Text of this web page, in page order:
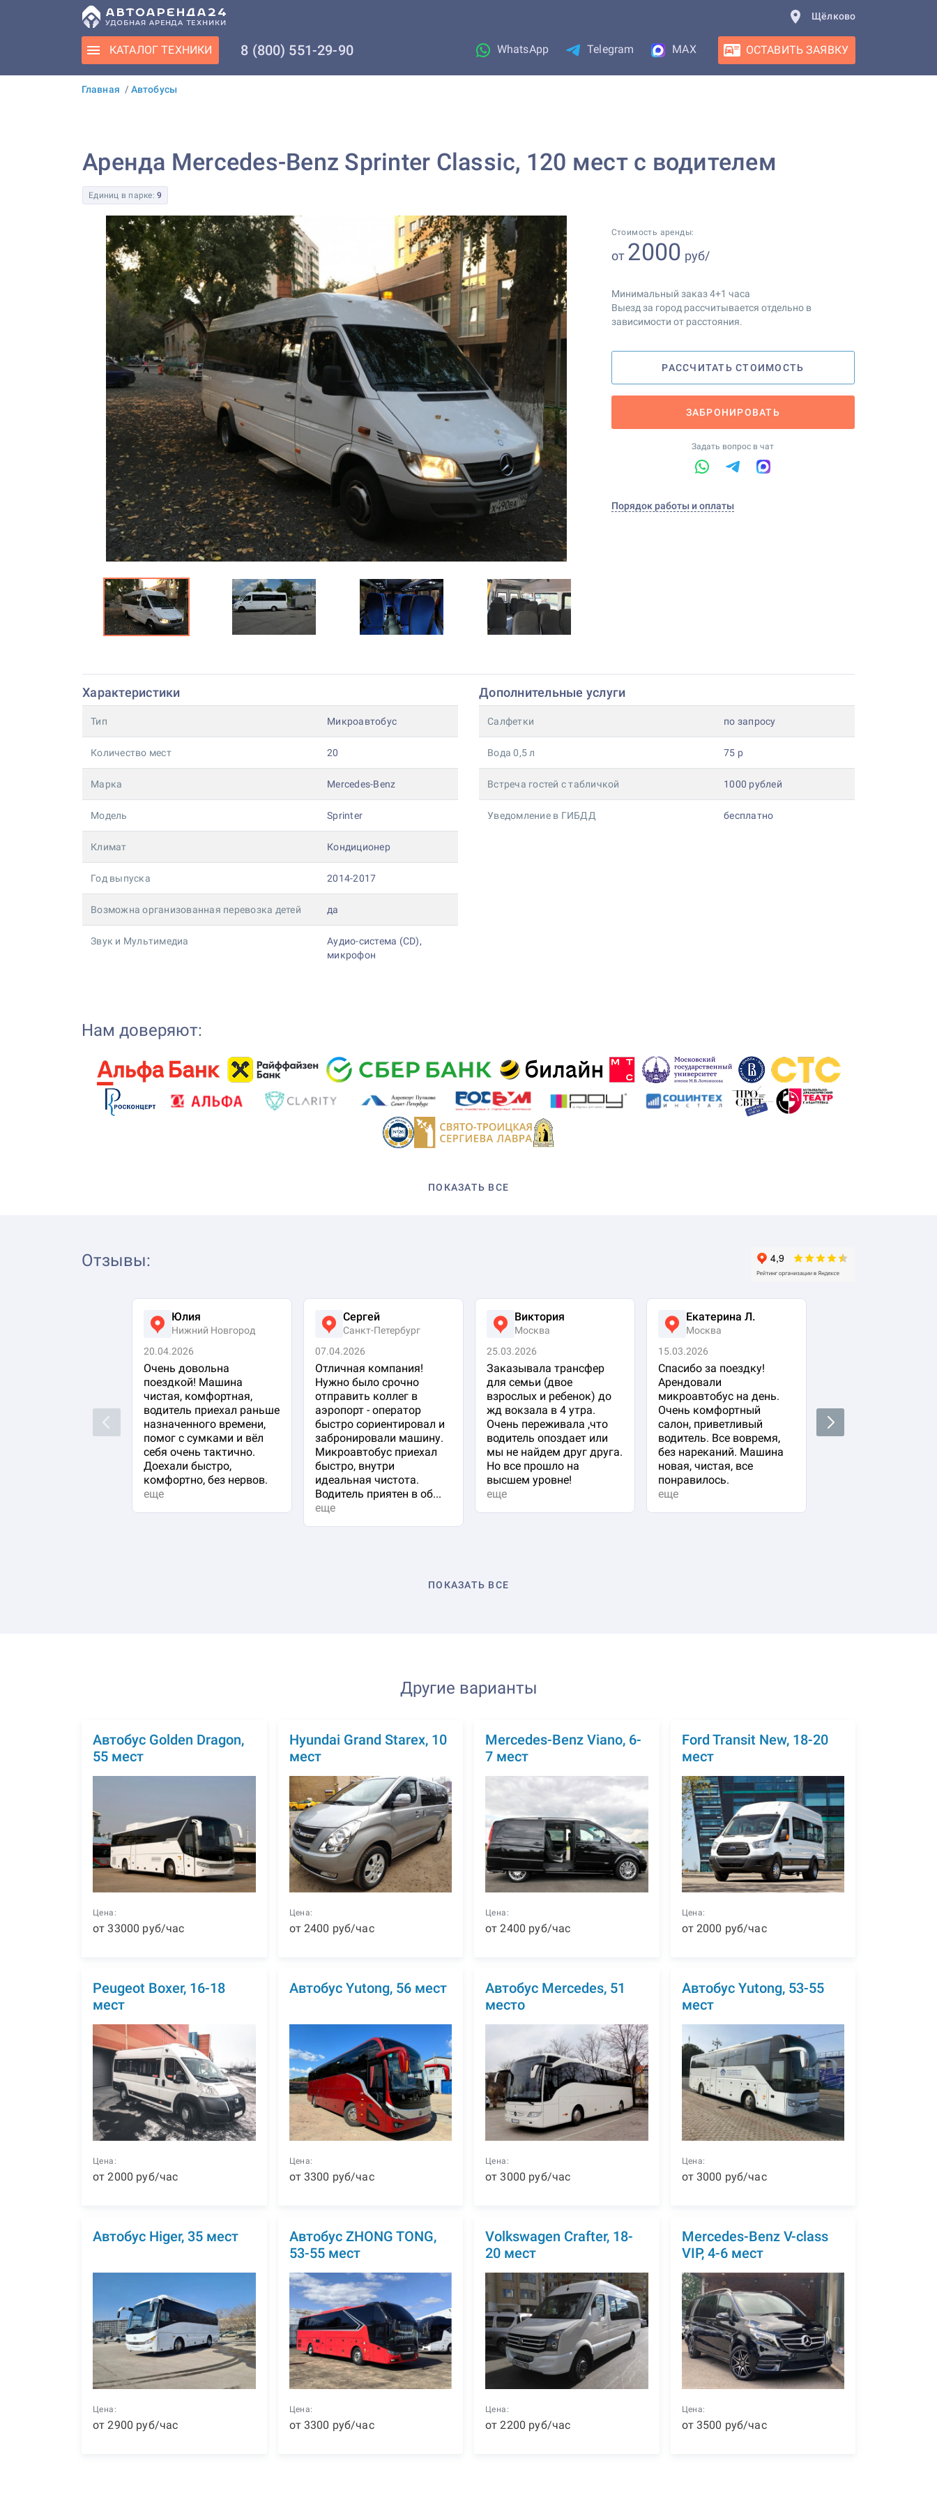
Щёлково
КАТАЛОГ ТЕХНИКИ 8 (800) 551-29-90 WhatsApp Telegram MAX ОСТАВИТЬ ЗАЯВКУ
Главная / Автобусы
Аренда Mercedes-Benz Sprinter Classic, 120 мест с водителем
Единиц в парке: 9
Стоимость аренды:
от 2000 руб/
Минимальный заказ 4+1 часа
Выезд за город рассчитывается отдельно в
зависимости от расстояния.
РАССЧИТАТЬ СТОИМОСТЬ
ЗАБРОНИРОВАТЬ
Задать вопрос в чат
Порядок работы и оплаты
Характеристики
Тип Микроавтобус
Количество мест 20
Марка Mercedes-Benz
Модель Sprinter
Климат Кондиционер
Год выпуска 2014-2017
Возможна организованная перевозка детей да
Звук и Мультимедиа
Аудио-система (CD),
микрофон
Дополнительные услуги
Салфетки по запросу
Вода 0,5 л 75 р
Встреча гостей с табличкой 1000 рублей
Уведомление в ГИБДД бесплатно
Нам доверяют:
ПОКАЗАТЬ ВСЕ
Отзывы:
Previous
Юлия
Нижний Новгород
20.04.2026
Очень довольна
поездкой! Машина
чистая, комфортная,
водитель приехал раньше
назначенного времени,
помог с сумками и вёл
себя очень тактично.
Доехали быстро,
комфортно, без нервов.
еще
Сергей
Санкт-Петербург
07.04.2026
Отличная компания!
Нужно было срочно
отправить коллег в
аэропорт - оператор
быстро сориентировал и
забронировали машину.
Микроавтобус приехал
быстро, внутри
идеальная чистота.
Водитель приятен в об...
еще
Виктория
Москва
25.03.2026
Заказывала трансфер
для семьи (двое
взрослых и ребенок) до
жд вокзала в 4 утра.
Очень переживала ,что
водитель опоздает или
мы не найдем друг друга.
Но все прошло на
высшем уровне!
еще
Екатерина Л.
Москва
15.03.2026
Спасибо за поездку!
Арендовали
микроавтобус на день.
Очень комфортный
салон, приветливый
водитель. Все вовремя,
без нареканий. Машина
новая, чистая, все
понравилось.
еще
очень довольна!
Водитель водит
плавно и аккуратно,
Next
ПОКАЗАТЬ ВСЕ
Другие варианты
Автобус Golden Dragon,
55 мест
Цена:
от33000 руб/час
Hyundai Grand Starex, 10
мест
Цена:
от 2400 руб/час
Mercedes-Benz Viano, 6-
7 мест
Цена:
от2400 руб/час
Ford Transit New, 18-20
мест
Цена:
от 2000 руб/час
Peugeot Boxer, 16-18
мест
Цена:
от2000 руб/час
Автобус Yutong, 56 мест
Цена:
от 3300 руб/час
Автобус Mercedes, 51
место
Цена:
от3000 руб/час
Автобус Yutong, 53-55
мест
Цена:
от 3000 руб/час
Автобус Higer, 35 мест
Цена:
от2900 руб/час
Автобус ZHONG TONG,
53-55 мест
Цена:
от 3300 руб/час
Volkswagen Crafter, 18-
20 мест
Цена:
от2200 руб/час
Mercedes-Benz V-class
VIP, 4-6 мест
Цена:
от 3500 руб/час